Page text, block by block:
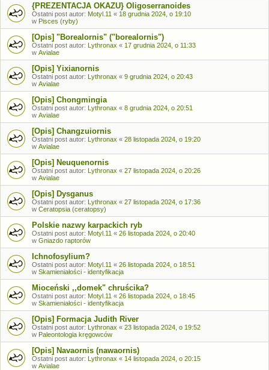
{PREZENTACJA OKAZU} Oligoserranoides
Ostatni post autor: Motyl.11 « 18 grudnia 2024, o 19:10
w Pisces (ryby)
[Opis] "Borealornis" ("borealornis")
Ostatni post autor: Lythronax « 17 grudnia 2024, o 11:33
w Avialae
[Opis] Yixianornis
Ostatni post autor: Lythronax « 9 grudnia 2024, o 20:43
w Avialae
[Opis] Chongmingia
Ostatni post autor: Lythronax « 8 grudnia 2024, o 20:51
w Avialae
[Opis] Changzuiornis
Ostatni post autor: Lythronax « 28 listopada 2024, o 19:20
w Avialae
[Opis] Neuquenornis
Ostatni post autor: Lythronax « 27 listopada 2024, o 20:26
w Avialae
[Opis] Dysganus
Ostatni post autor: Lythronax « 27 listopada 2024, o 17:36
w Ceratopsia (ceratopsy)
Polskie nazwy karpackich ryb
Ostatni post autor: Motyl.11 « 26 listopada 2024, o 20:40
w Gniazdo raptorów
Ichnofosylium?
Ostatni post autor: Motyl.11 « 26 listopada 2024, o 18:51
w Skamieniałości - identyfikacja
Mioceński ,,domek" chruścika?
Ostatni post autor: Motyl.11 « 26 listopada 2024, o 18:45
w Skamieniałości - identyfikacja
[Opis] Formacja Judith River
Ostatni post autor: Lythronax « 23 listopada 2024, o 19:52
w Paleontologia kręgowców
[Opis] Navaornis (nawaornis)
Ostatni post autor: Lythronax « 14 listopada 2024, o 20:15
w Avialae